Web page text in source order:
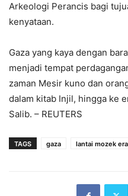
Arkeologi Perancis bagi
kenyataan.
Gaza yang kaya dengan
menjadi tempat
zaman Mesir kuno dan
dalam kitab Injil, hingga ke
Salib. – REUTERS
TAGS gaza lantai mozek